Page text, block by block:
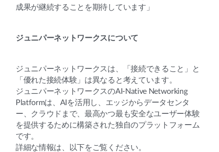
成果が継続することを期待しています」
ジュニパーネットワークスについて
ジュニパーネットワークスは、「接続できること」と
「優れた接続体験」は異なると考えています。
ジュニパーネットワークスのAI-Native Networking
Platformは、AIを活用し、エッジからデータセンタ
ー、クラウドまで、最高かつ最も安全なユーザー体験
を提供するために構築された独自のプラットフォーム
です。
詳細な情報は、以下をご覧ください。